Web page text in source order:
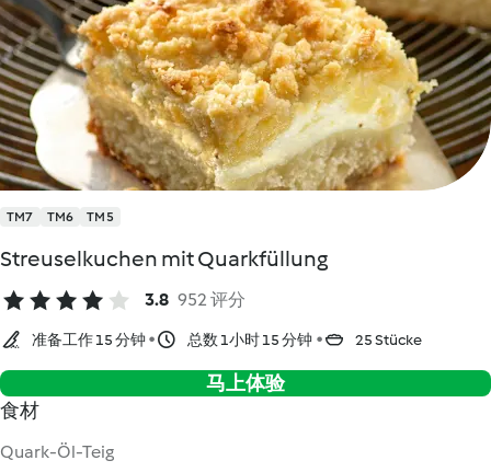
TM7 TM6 TM5
Streuselkuchen mit Quarkfüllung
3.8 952 评分
准备工作 15 分钟 总数 1小时 15 分钟 25 Stücke
马上体验
食材
Quark-Öl-Teig